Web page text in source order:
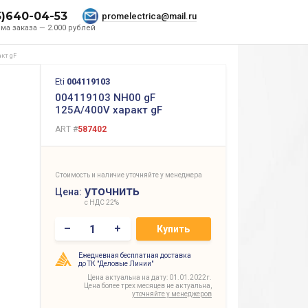
заказа — 2.000 рублей
04-53 promelectrica@mail.ru
gF
Eti 004119103
004119103 NH00 gF
125A/400V характ gF
ART #587402
Стоимость и наличие уточняйте у менеджера
Цена: уточнить
с НДС 22%
– + Купить
Ежедневная бесплатная доставка
до ТК "Деловые Линии"
Цена актуальна на дату: 01.01.2022г.
Цена более трех месяцев не актуальна,
уточняйте у менеджеров